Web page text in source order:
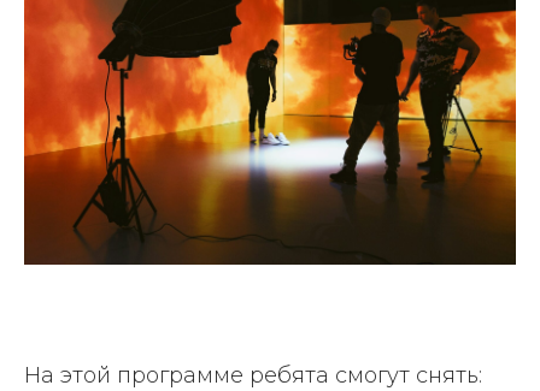
На этой программе ребята смогут снять: